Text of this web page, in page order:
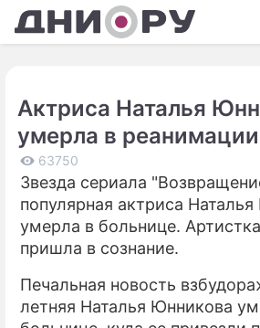
Актриса Наталья
умерла в реанимации
63750
Звезда сериала
популярная актриса
умерла в больнице.
пришла в сознание.
Печальная новость
летняя Наталья Юнникова